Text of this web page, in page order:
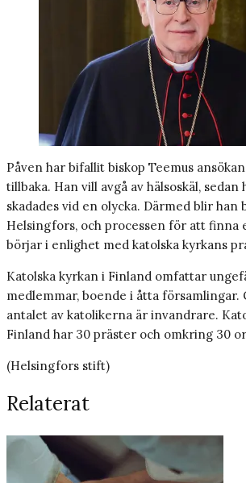
Påven har bifallit biskop Teemus
tillbaka. Han vill avgå av hälsoskäl, sedan
skadades vid en olycka. Därmed blir han
Helsingfors, och processen för att finna
börjar i enlighet med katolska kyrkans
Katolska kyrkan i Finland omfattar
medlemmar, boende i åtta församlingar.
antalet av katolikerna är invandrare.
Finland har 30 präster och omkring 30
(Helsingfors stift)
Relaterat